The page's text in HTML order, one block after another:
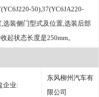
50),37(YC6JA220-
选装侧门型式及位置,选装后部
起状态长度是250mm。
企业:
东风柳州汽车有
限公司